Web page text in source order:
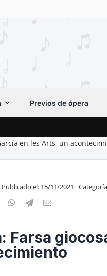
Previos de ópera
en les Arts, un
Publicado el: 15/11/2021
Farsa